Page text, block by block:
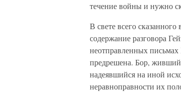
течение войны и нужно
В свете всего
содержание разговора
неотправленных письмах
предрешена. Бор,
надеявшийся на иной
неравноправности их